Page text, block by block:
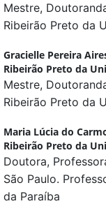
Mestre,
Ribeirão Preto da
Gracielle Pereira
Ribeirão Preto da
Mestre,
Ribeirão Preto da
Maria Lúcia do
Ribeirão Preto da
Doutora,
São Paulo.
da Paraíba